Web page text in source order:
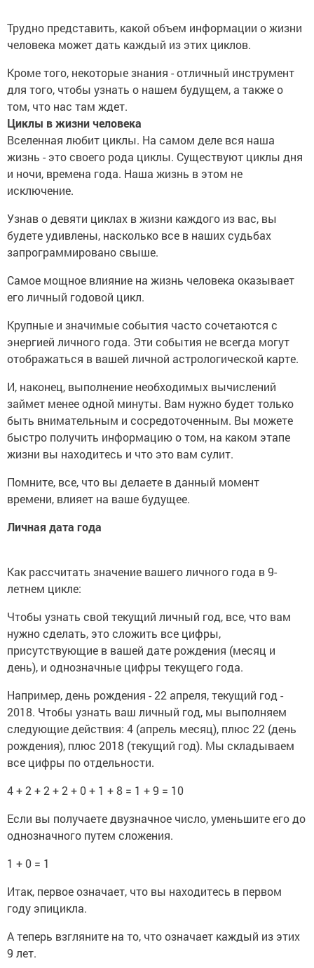
Трудно представить, какой объем информации о жизни
человека может дать каждый из этих циклов.
Кроме того, некоторые знания - отличный инструмент
для того, чтобы узнать о нашем будущем, а также о
том, что нас там ждет.
Циклы в жизни человека
Вселенная любит циклы. На самом деле вся наша
жизнь - это своего рода циклы. Существуют циклы дня
и ночи, времена года. Наша жизнь в этом не
исключение.
Узнав о девяти циклах в жизни каждого из вас, вы
будете удивлены, насколько все в наших судьбах
запрограммировано свыше.
Самое мощное влияние на жизнь человека оказывает
его личный годовой цикл.
Крупные и значимые события часто сочетаются с
энергией личного года. Эти события не всегда могут
отображаться в вашей личной астрологической карте.
И, наконец, выполнение необходимых вычислений
займет менее одной минуты. Вам нужно будет только
быть внимательным и сосредоточенным. Вы можете
быстро получить информацию о том, на каком этапе
жизни вы находитесь и что это вам сулит.
Помните, все, что вы делаете в данный момент
времени, влияет на ваше будущее.
Личная дата года
Как рассчитать значение вашего личного года в 9-
летнем цикле:
Чтобы узнать свой текущий личный год, все, что вам
нужно сделать, это сложить все цифры,
присутствующие в вашей дате рождения (месяц и
день), и однозначные цифры текущего года.
Например, день рождения - 22 апреля, текущий год -
2018. Чтобы узнать ваш личный год, мы выполняем
следующие действия: 4 (апрель месяц), плюс 22 (день
рождения), плюс 2018 (текущий год). Мы складываем
все цифры по отдельности.
4 + 2 + 2 + 2 + 0 + 1 + 8 = 1 + 9 = 10
Если вы получаете двузначное число, уменьшите его до
однозначного путем сложения.
1 + 0 = 1
Итак, первое означает, что вы находитесь в первом
году эпицикла.
А теперь взгляните на то, что означает каждый из этих
9 лет.